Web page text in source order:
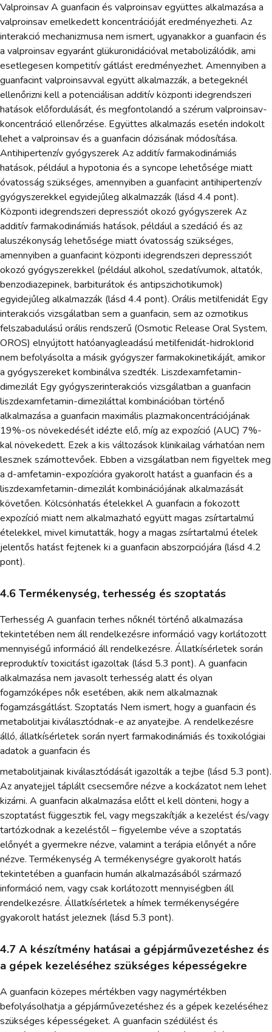
Valproinsav A guanfacin és valproinsav együttes alkalmazása a
valproinsav emelkedett koncentrációját eredményezheti. Az
interakció mechanizmusa nem ismert, ugyanakkor a guanfacin és
a valproinsav egyaránt glükuronidációval metabolizálódik, ami
esetlegesen kompetitív gátlást eredményezhet. Amennyiben a
guanfacint valproinsavval együtt alkalmazzák, a betegeknél
ellenőrizni kell a potenciálisan additív központi idegrendszeri
hatások előfordulását, és megfontolandó a szérum valproinsav-
koncentráció ellenőrzése. Együttes alkalmazás esetén indokolt
lehet a valproinsav és a guanfacin dózisának módosítása.
Antihipertenzív gyógyszerek Az additív farmakodinámiás
hatások, például a hypotonia és a syncope lehetősége miatt
óvatosság szükséges, amennyiben a guanfacint antihipertenzív
gyógyszerekkel egyidejűleg alkalmazzák (lásd 4.4 pont).
Központi idegrendszeri depressziót okozó gyógyszerek Az
additív farmakodinámiás hatások, például a szedáció és az
aluszékonyság lehetősége miatt óvatosság szükséges,
amennyiben a guanfacint központi idegrendszeri depressziót
okozó gyógyszerekkel (például alkohol, szedatívumok, altatók,
benzodiazepinek, barbiturátok és antipszichotikumok)
egyidejűleg alkalmazzák (lásd 4.4 pont). Orális metilfenidát Egy
interakciós vizsgálatban sem a guanfacin, sem az ozmotikus
felszabadulású orális rendszerű (Osmotic Release Oral System,
OROS) elnyújtott hatóanyagleadású metilfenidát-hidroklorid
nem befolyásolta a másik gyógyszer farmakokinetikáját, amikor
a gyógyszereket kombinálva szedték. Liszdexamfetamin-
dimezilát Egy gyógyszerinterakciós vizsgálatban a guanfacin
liszdexamfetamin-dimeziláttal kombinációban történő
alkalmazása a guanfacin maximális plazmakoncentrációjának
19%-os növekedését idézte elő, míg az expozíció (AUC) 7%-
kal növekedett. Ezek a kis változások klinikailag várhatóan nem
lesznek számottevőek. Ebben a vizsgálatban nem figyeltek meg
a d-amfetamin-expozícióra gyakorolt hatást a guanfacin és a
liszdexamfetamin-dimezilát kombinációjának alkalmazását
követően. Kölcsönhatás ételekkel A guanfacin a fokozott
expozíció miatt nem alkalmazható együtt magas zsírtartalmú
ételekkel, mivel kimutatták, hogy a magas zsírtartalmú ételek
jelentős hatást fejtenek ki a guanfacin abszorpciójára (lásd 4.2
pont).
4.6 Termékenység, terhesség és szoptatás
Terhesség A guanfacin terhes nőknél történő alkalmazása
tekintetében nem áll rendelkezésre információ vagy korlátozott
mennyiségű információ áll rendelkezésre. Állatkísérletek során
reproduktív toxicitást igazoltak (lásd 5.3 pont). A guanfacin
alkalmazása nem javasolt terhesség alatt és olyan
fogamzóképes nők esetében, akik nem alkalmaznak
fogamzásgátlást. Szoptatás Nem ismert, hogy a guanfacin és
metabolitjai kiválasztódnak-e az anyatejbe. A rendelkezésre
álló, állatkísérletek során nyert farmakodinámiás és toxikológiai
adatok a guanfacin és
metabolitjainak kiválasztódását igazolták a tejbe (lásd 5.3 pont).
Az anyatejjel táplált csecsemőre nézve a kockázatot nem lehet
kizárni. A guanfacin alkalmazása előtt el kell dönteni, hogy a
szoptatást függesztik fel, vagy megszakítják a kezelést és/vagy
tartózkodnak a kezeléstől – figyelembe véve a szoptatás
előnyét a gyermekre nézve, valamint a terápia előnyét a nőre
nézve. Termékenység A termékenységre gyakorolt hatás
tekintetében a guanfacin humán alkalmazásából származó
információ nem, vagy csak korlátozott mennyiségben áll
rendelkezésre. Állatkísérletek a hímek termékenységére
gyakorolt hatást jeleznek (lásd 5.3 pont).
4.7 A készítmény hatásai a gépjárművezetéshez és
a gépek kezeléséhez szükséges képességekre
A guanfacin közepes mértékben vagy nagymértékben
befolyásolhatja a gépjárművezetéshez és a gépek kezeléséhez
szükséges képességeket. A guanfacin szédülést és